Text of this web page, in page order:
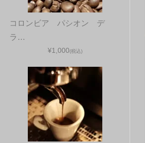
コロンビア パシオン デ
ラ…
¥1,000(税込)